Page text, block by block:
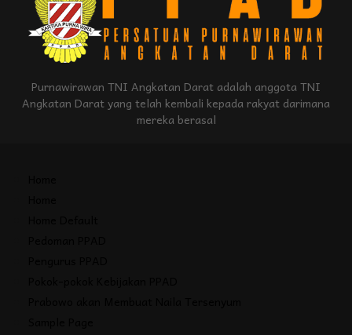
Purnawirawan TNI Angkatan Darat adalah anggota TNI
Angkatan Darat yang telah kembali kepada rakyat darimana
mereka berasal